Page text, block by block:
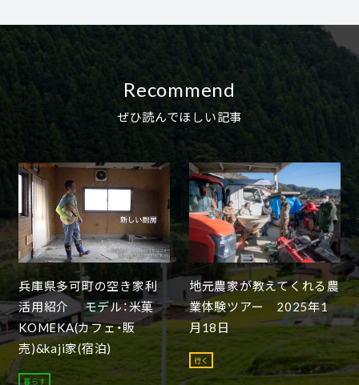
Recommend
ぜひ読んでほしい記事
兵庫県多可町の空き家利
活用紹介 モデル：米菓
KOMEKA(カフェ・販
売)&kaji家(宿泊)
暮らす
地元農家が教えてくれる農
業体験ツアー 2025年1
月18日
行く